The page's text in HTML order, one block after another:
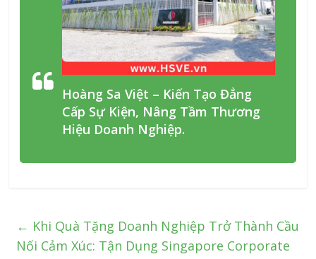
Hoàng Sa Việt – Kiến Tạo Đẳng
Cấp Sự Kiện, Nâng Tầm Thương
Hiệu Doanh Nghiệp.
← Khi Quà Tặng Doanh Nghiệp Trở Thành Cầu
Nối Cảm Xúc: Tận Dụng Singapore Corporate